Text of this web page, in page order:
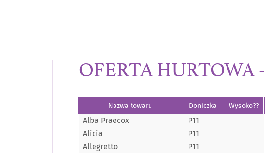
OFERTA HURTOWA
Nazwa towaru
Nazwa towaru
Doniczka
Doniczka
Wysoko??
Wysoko??
Alba Praecox
P11
Alicia
P11
Allegretto
P11